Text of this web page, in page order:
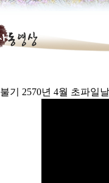
불기 2570년 4월 초파일